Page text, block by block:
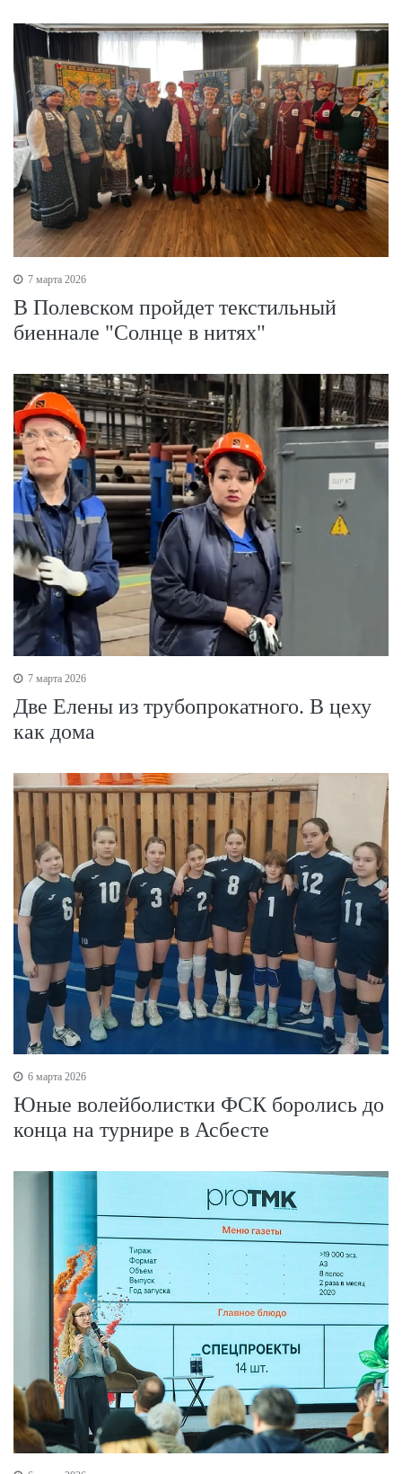
7 марта 2026
В Полевском пройдет текстильный
биеннале "Солнце в нитях"
7 марта 2026
Две Елены из трубопрокатного. В цеху
как дома
6 марта 2026
Юные волейболистки ФСК боролись до
конца на турнире в Асбесте